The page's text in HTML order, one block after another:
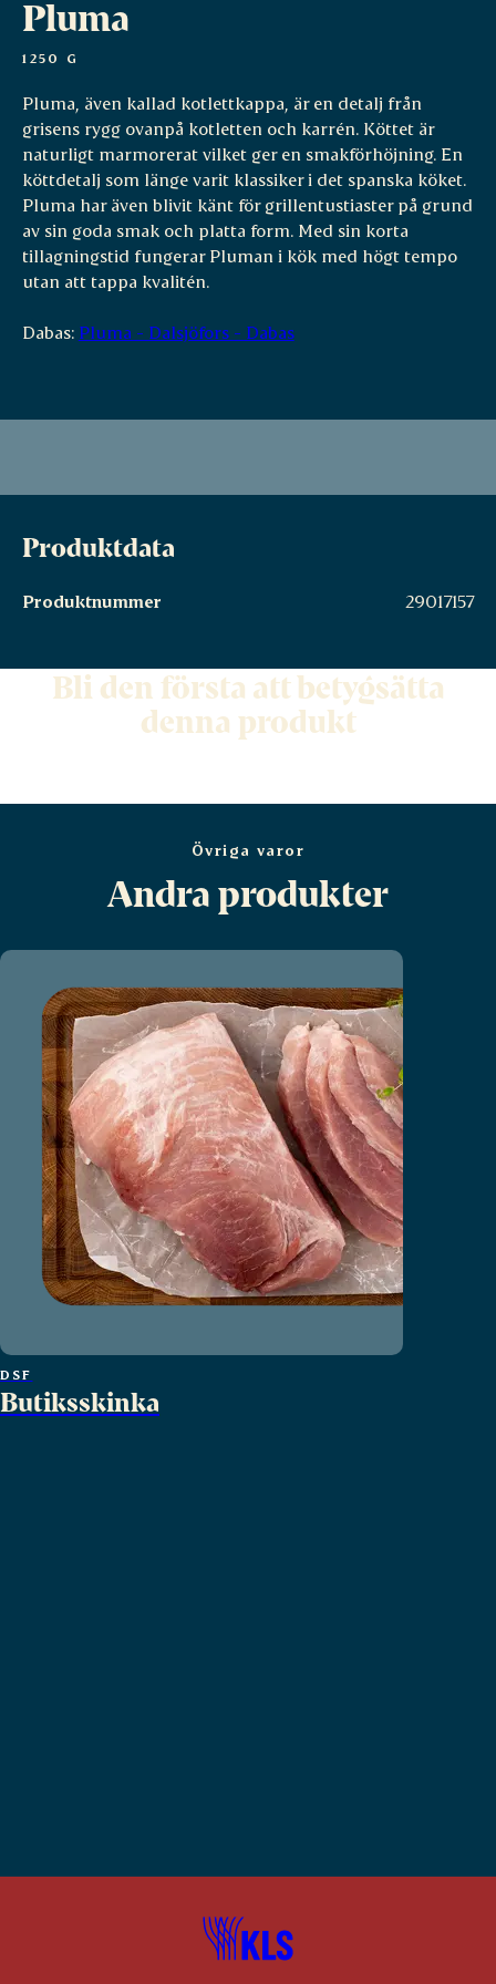
Pluma
1250 G
Pluma, även kallad kotlettkappa, är en detalj från
grisens rygg ovanpå kotletten och karrén. Köttet är
naturligt marmorerat vilket ger en smakförhöjning. En
köttdetalj som länge varit klassiker i det spanska köket.
Pluma har även blivit känt för grillentustiaster på grund
av sin goda smak och platta form. Med sin korta
tillagningstid fungerar Pluman i kök med högt tempo
utan att tappa kvalitén.
Dabas: Pluma - Dalsjöfors - Dabas
Produktdata
Produktnummer 29017157
Bli den första att betygsätta
denna produkt
Övriga varor
Andra produkter
DSF
Butiksskinka